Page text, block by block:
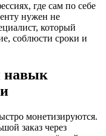
где сам по себе
нужен не
который
соблюсти сроки и
навык
монетизируются.
заказ через